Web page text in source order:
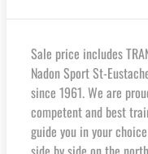
Sale price includes
Nadon Sport St-
since 1961. We are
competent and best
guide you in your